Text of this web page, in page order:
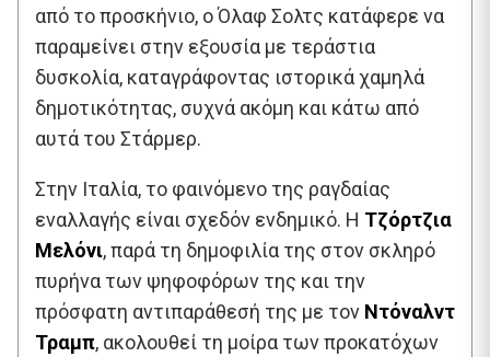
από το προσκήνιο, ο Όλαφ Σολτς κατάφερε να
παραμείνει στην εξουσία με τεράστια
δυσκολία, καταγράφοντας ιστορικά χαμηλά
δημοτικότητας, συχνά ακόμη και κάτω από
αυτά του Στάρμερ.
Στην Ιταλία, το φαινόμενο της ραγδαίας
εναλλαγής είναι σχεδόν ενδημικό. Η Τζόρτζια
Μελόνι, παρά τη δημοφιλία της στον σκληρό
πυρήνα των ψηφοφόρων της και την
πρόσφατη αντιπαράθεσή της με τον Ντόναλντ
Τραμπ, ακολουθεί τη μοίρα των προκατόχων